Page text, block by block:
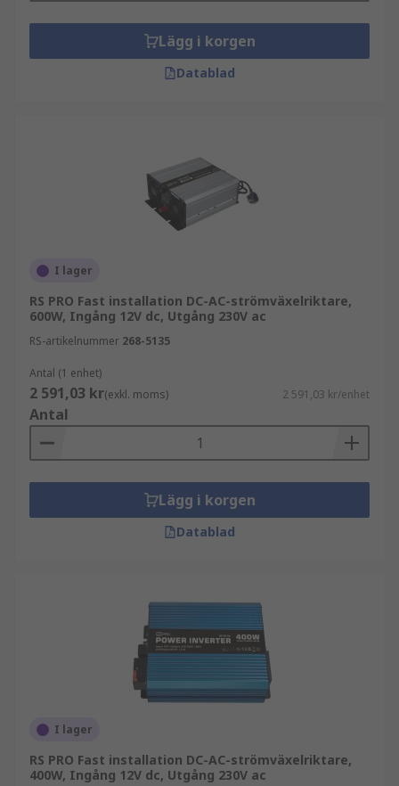
Vad används fasta installationer av DC AC-
UPS:er (avbrottsfri kraftförsörjning)
Kylkompressorer
Solenergi
Elchockvapen
Induktionsuppvärmning
Lägg i korgen
Datablad
I lager
RS PRO Fast installation DC-AC-strömväxelriktare,
600W, Ingång 12V dc, Utgång 230V ac
RS-artikelnummer 268-5135
Antal (1 enhet)
2 591,03 kr(exkl. moms) 2 591,03 kr/enhet
Antal
Lägg i korgen
Datablad
I lager
RS PRO Fast installation DC-AC-strömväxelriktare,
400W, Ingång 12V dc, Utgång 230V ac